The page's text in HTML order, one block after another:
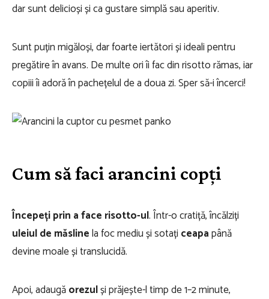
dar sunt delicioși și ca gustare simplă sau aperitiv.
Sunt puțin migăloși, dar foarte iertători și ideali pentru
pregătire în avans. De multe ori îi fac din risotto rămas, iar
copiii îi adoră în pachețelul de a doua zi. Sper să-i încerci!
Cum să faci arancini copți
Începeți prin a face risotto-ul. Într-o cratiță, încălziți
uleiul de măslinela foc mediu și sotați ceapapână
devine moale și translucidă.
Apoi, adaugăorezulși prăjește-l timp de 1–2 minute,